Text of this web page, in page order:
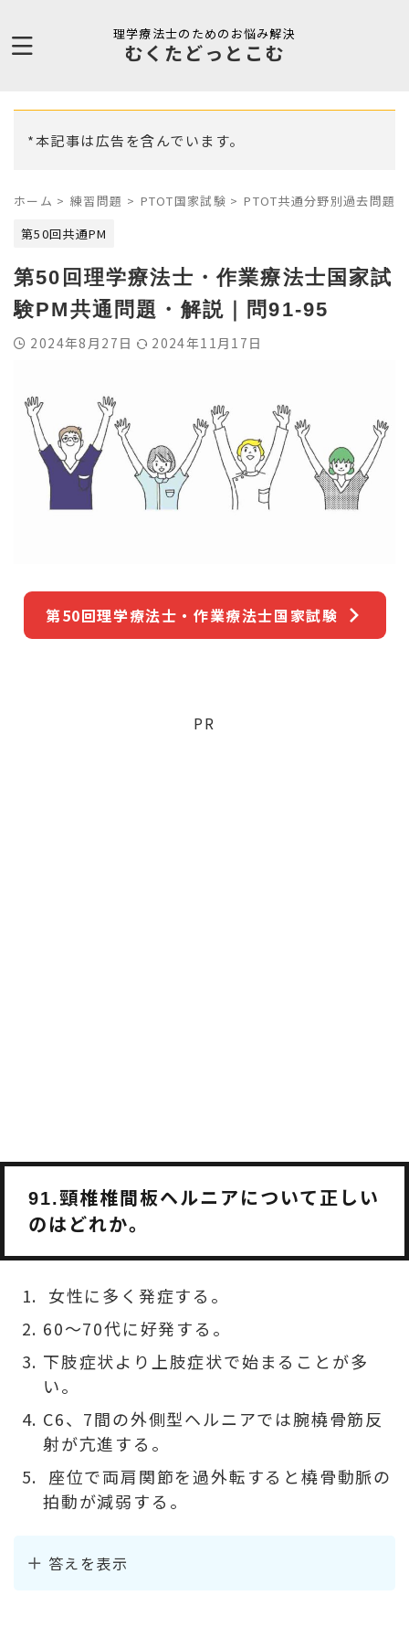
理学療法士のためのお悩み解決
むくたどっとこむ
*本記事は広告を含んでいます。
ホーム > 練習問題 > PTOT国家試験 > PTOT共通分野別過去問題
第50回共通PM
第50回理学療法士・作業療法士国家試
験PM共通問題・解説｜問91-95
2024年8月27日 2024年11月17日
第50回理学療法士・作業療法士国家試験
PR
91.頸椎椎間板ヘルニアについて正しい
のはどれか。
女性に多く発症する。
60〜70代に好発する。
下肢症状より上肢症状で始まることが多
い。
C6、7間の外側型ヘルニアでは腕橈骨筋反
射が亢進する。
座位で両肩関節を過外転すると橈骨動脈の
拍動が減弱する。
答えを表示